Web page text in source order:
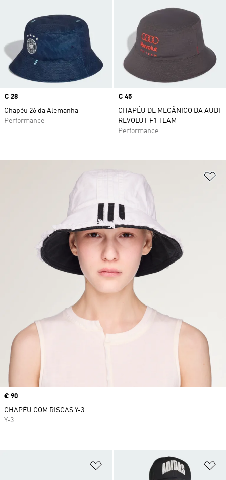
Price
€ 28
Chapéu 26 da Alemanha
Performance
Price
€ 45
CHAPÉU DE MECÂNICO DA AUDI
REVOLUT F1 TEAM
Performance
Adicionar à Lista de Desejos
Price
€ 90
CHAPÉU COM RISCAS Y-3
Y-3